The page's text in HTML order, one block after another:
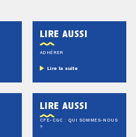
lire aussi
ADHÉRER
Lire la suite
lire aussi
CFE-CGC : QUI SOMMES-NOUS
?